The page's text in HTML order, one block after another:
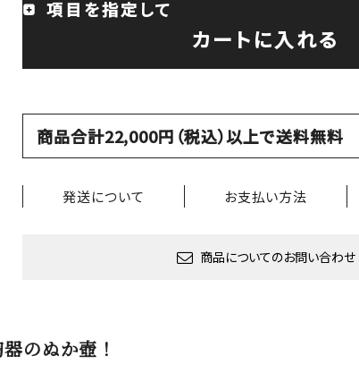
項目を指定して
カートに入れる
商品合計22,000円（税込）以上で送料無料
発送について お支払い方法
商品についてのお問い合わせ
のぬか壺！